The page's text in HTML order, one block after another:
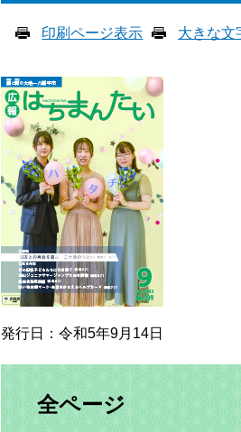
印刷ページ表示 大きな文
発行日：令和5年9月14日
全ページ